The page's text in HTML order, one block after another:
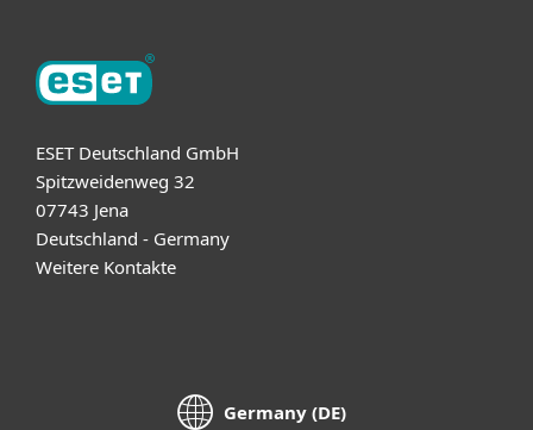
ESET Deutschland GmbH
Spitzweidenweg 32
07743 Jena
Deutschland - Germany
Weitere Kontakte
Germany (DE)